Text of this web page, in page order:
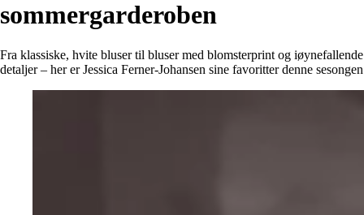
Klær
Tilbehør
Tips og triks
Klær
Informasjon
Tilbehør
Tips og triks
Målsøm
sommergarderoben
Fra klassiske, hvite bluser til bluser med blomsterprint og iøynefallende
detaljer – her er Jessica Ferner-Johansen sine favoritter denne sesongen